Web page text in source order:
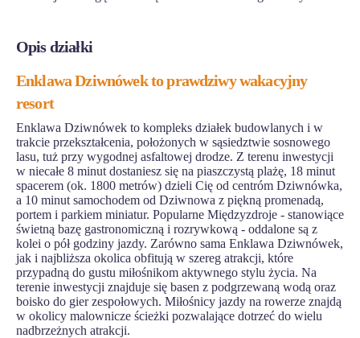
Opis działki
Enklawa Dziwnówek to prawdziwy wakacyjny
resort
Enklawa Dziwnówek to kompleks działek budowlanych i w
trakcie przekształcenia, położonych w sąsiedztwie sosnowego
lasu, tuż przy wygodnej asfaltowej drodze. Z terenu inwestycji
w niecałe 8 minut dostaniesz się na piaszczystą plażę, 18 minut
spacerem (ok. 1800 metrów) dzieli Cię od centróm Dziwnówka,
a 10 minut samochodem od Dziwnowa z piękną promenadą,
portem i parkiem miniatur. Popularne Międzyzdroje - stanowiące
świetną bazę gastronomiczną i rozrywkową - oddalone są z
kolei o pół godziny jazdy. Zarówno sama Enklawa Dziwnówek,
jak i najbliższa okolica obfitują w szereg atrakcji, które
przypadną do gustu miłośnikom aktywnego stylu życia. Na
terenie inwestycji znajduje się basen z podgrzewaną wodą oraz
boisko do gier zespołowych. Miłośnicy jazdy na rowerze znajdą
w okolicy malownicze ścieżki pozwalające dotrzeć do wielu
nadbrzeżnych atrakcji.